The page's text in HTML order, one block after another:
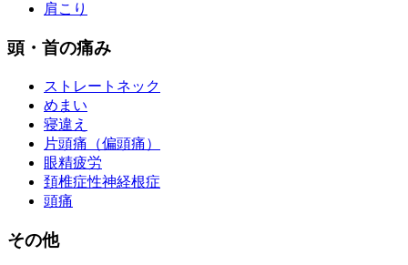
肩こり
頭・首の痛み
ストレートネック
めまい
寝違え
片頭痛（偏頭痛）
眼精疲労
頚椎症性神経根症
頭痛
その他